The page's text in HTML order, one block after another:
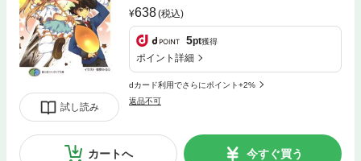
試し読み
638(税込)
5pt獲得
ポイント詳細
dカード利用でさらにポイント+2%
返品不可
カートへ 今すぐ買う